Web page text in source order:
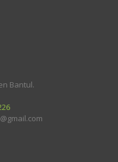
Bantul.